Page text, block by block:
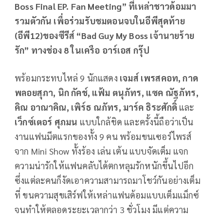
Boss Final EP. Fan Meeting” ที่เหล่าชาวด้อมมา
รวมตัวกัน เพื่อร่วมรับชมตอนจบในอีพีสุดท้าย
(อีพี12)ของซีรีส์ “Bad Guy My Boss เจ้านายร้าย
รัก” ทางช่อง 8 ในเครือ อาร์เอส กรุ๊ป
พร้อมกระทบไหล่ 9 นักแสดง เจมส์ เพรสคอท, กาด
พลอยสุภา, นิก กัคช์, แฟ้ม ตนุภัทร, แซค ณัฐภัทร,
คิณ อาณาคิณ, เพิร์ธ ณภัทร, มาร์ค ธิระศักดิ์และ
เว็กซ์เตอร์ ศุภมน แบบใกล้ชิด และครั้งนี้ถือว่าเป็น
งานแฟนมีตแรกของทั้ง 9 คน พร้อมขนเซอร์ไพรส์
จาก Mini Show ทั้งร้อง เล่น เต้น แบบจัดเต็ม แจก
ความน่ารักให้แฟนคลับได้ตกหลุมรักหนักขึ้นไปอีก
ซึ่งแต่ละคนก็งัดเอาความสามารถมาโชว์กันอย่างเต็ม
ที่ ขนความสุขเสิร์ฟให้เหล่าแฟนด้อมแบบเต็มแม็กซ์
จนทำให้ตลอดระยะเวลากว่า 3 ชั่วโมง มีแต่ความ